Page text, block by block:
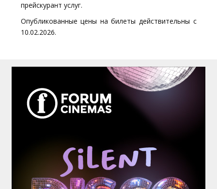
прейскурант услуг.
Опубликованные цены на билеты действительны с
10.02.2026.